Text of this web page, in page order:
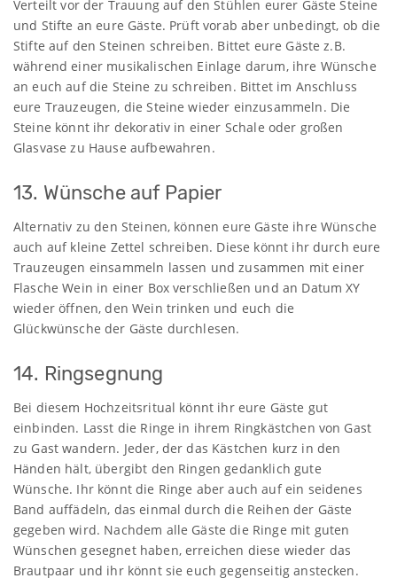
Verteilt vor der Trauung auf den Stühlen eurer Gäste Steine
und Stifte an eure Gäste. Prüft vorab aber unbedingt, ob die
Stifte auf den Steinen schreiben. Bittet eure Gäste z.B.
während einer musikalischen Einlage darum, ihre Wünsche
an euch auf die Steine zu schreiben. Bittet im Anschluss
eure Trauzeugen, die Steine wieder einzusammeln. Die
Steine könnt ihr dekorativ in einer Schale oder großen
Glasvase zu Hause aufbewahren.
13. Wünsche auf Papier
Alternativ zu den Steinen, können eure Gäste ihre Wünsche
auch auf kleine Zettel schreiben. Diese könnt ihr durch eure
Trauzeugen einsammeln lassen und zusammen mit einer
Flasche Wein in einer Box verschließen und an Datum XY
wieder öffnen, den Wein trinken und euch die
Glückwünsche der Gäste durchlesen.
14. Ringsegnung
Bei diesem Hochzeitsritual könnt ihr eure Gäste gut
einbinden. Lasst die Ringe in ihrem Ringkästchen von Gast
zu Gast wandern. Jeder, der das Kästchen kurz in den
Händen hält, übergibt den Ringen gedanklich gute
Wünsche. Ihr könnt die Ringe aber auch auf ein seidenes
Band auffädeln, das einmal durch die Reihen der Gäste
gegeben wird. Nachdem alle Gäste die Ringe mit guten
Wünschen gesegnet haben, erreichen diese wieder das
Brautpaar und ihr könnt sie euch gegenseitig anstecken.